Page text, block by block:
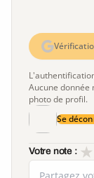
Aucune
photo de profil.
Se
Votre note : ★